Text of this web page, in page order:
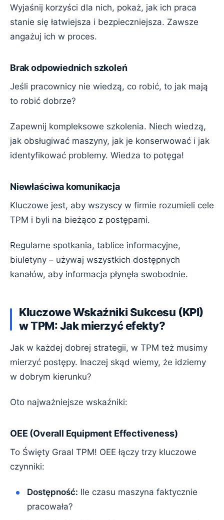
Wyjaśnij korzyści dla nich, pokaż, jak ich praca
stanie się łatwiejsza i bezpieczniejsza. Zawsze
angażuj ich w proces.
Brak odpowiednich szkoleń
Jeśli pracownicy nie wiedzą, co robić, to jak mają
to robić dobrze?
Zapewnij kompleksowe szkolenia. Niech wiedzą,
jak obsługiwać maszyny, jak je konserwować i jak
identyfikować problemy. Wiedza to potęga!
Niewłaściwa komunikacja
Kluczowe jest, aby wszyscy w firmie rozumieli cele
TPM i byli na bieżąco z postępami.
Regularne spotkania, tablice informacyjne,
biuletyny – używaj wszystkich dostępnych
kanałów, aby informacja płynęła swobodnie.
Kluczowe Wskaźniki Sukcesu (KPI)
w TPM: Jak mierzyć efekty?
Jak w każdej dobrej strategii, w TPM też musimy
mierzyć postępy. Inaczej skąd wiemy, że idziemy
w dobrym kierunku?
Oto najważniejsze wskaźniki:
OEE (Overall Equipment Effectiveness)
To Święty Graal TPM! OEE łączy trzy kluczowe
czynniki:
Dostępność: Ile czasu maszyna faktycznie
pracowała?